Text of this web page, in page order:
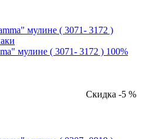
мулине ( 3071- 3172 ) 100%
Скидка -5 %